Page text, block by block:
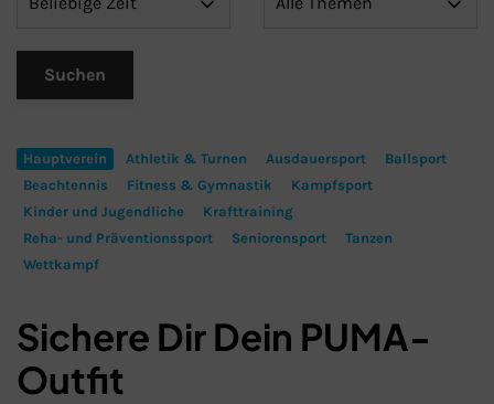
Hauptverein Athletik & Turnen Ausdauersport
Ballsport
Beachtennis
Fitness & Gymnastik
Kampfsport
Kinder und Jugendliche
Krafttraining
Reha- und Präventionssport
Seniorensport
Tanzen
Wettkampf
Sichere Dir Dein PUMA-
Outfit